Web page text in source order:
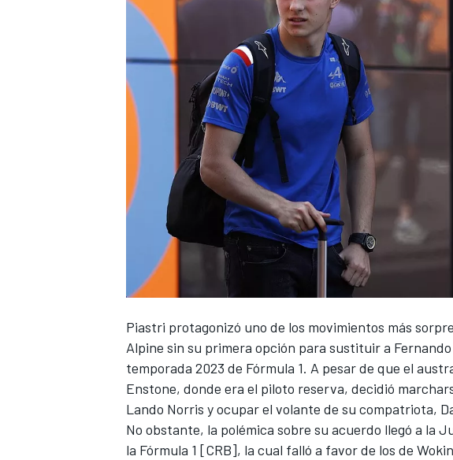
MOTOGP
NASCAR CUP
Piastri protagonizó uno de los movimientos más
Alpine sin su primera opción para sustituir a
temporada 2023 de Fórmula 1. A pesar de que el
Enstone, donde era el piloto reserva, decidió
Lando Norris y ocupar el volante de su compatriota,
No obstante, la polémica sobre su acuerdo llegó a la
la Fórmula 1 [CRB], la cual falló a favor de los de